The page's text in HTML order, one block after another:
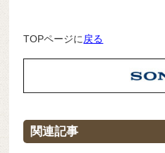
TOPページに戻る
関連記事